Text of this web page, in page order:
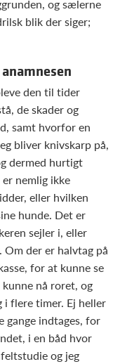
og sælerne
blik der siger;
den til tider
de skader og
samt hvorfor en
bliver knivskarp på,
dermed hurtigt
nemlig ikke
eller hvilken
hunde. Det er
sejler i, eller
Om der er halvtag på
for at kunne se
nå roret, og
flere timer. Ej heller
gange indtages, for
i en båd hvor
og jeg